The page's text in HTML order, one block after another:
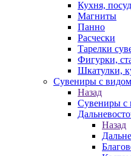
Кухня,
Магниты
Панно
Расчески
Тарелки
Фигурки,
Шкатулки,
Сувениры с видом
Назад
Сувениры с
Назад